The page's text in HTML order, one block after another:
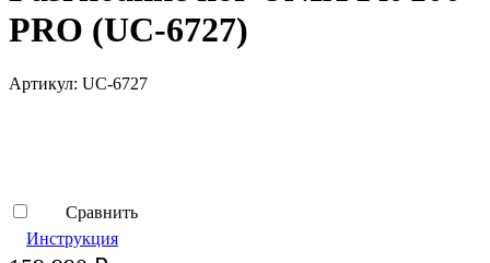
PRO (UC-6727)
Артикул: UC-6727
Сравнить
Инструкция